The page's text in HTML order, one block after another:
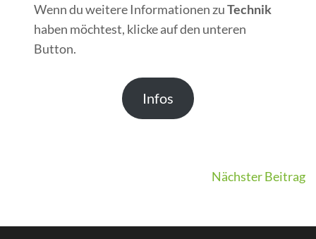
Wenn du weitere Informationen zuTechnik
haben möchtest, klicke auf den unteren
Button.
Infos
Nächster Beitrag